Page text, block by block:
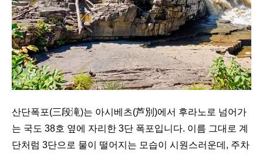
산단폭포(三段滝)는 아시베츠(芦別)에서 후라노로 넘어가
는 국도 38호 옆에 자리한 3단 폭포입니다. 이름 그대로 계
단처럼 3단으로 물이 떨어지는 모습이 시원스러운데, 주차